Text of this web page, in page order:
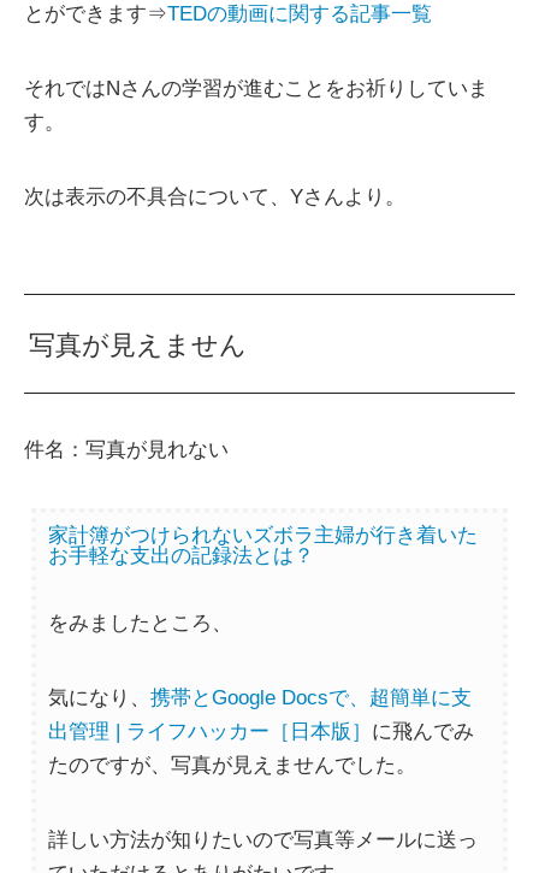
とができます⇒TEDの動画に関する記事一覧
それではNさんの学習が進むことをお祈りしていま
す。
次は表示の不具合について、Yさんより。
写真が見えません
件名：写真が見れない
家計簿がつけられないズボラ主婦が行き着いた
お手軽な支出の記録法とは？
をみましたところ、
気になり、携帯とGoogle Docsで、超簡単に支
出管理 | ライフハッカー［日本版］ に飛んでみ
たのですが、写真が見えませんでした。
詳しい方法が知りたいので写真等メールに送っ